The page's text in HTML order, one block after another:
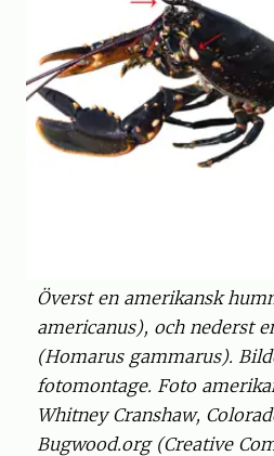
Överst en amerikansk
americanus), och nederst
(Homarus gammarus).
fotomontage. Foto
Whitney Cranshaw,
Bugwood.org (Creative